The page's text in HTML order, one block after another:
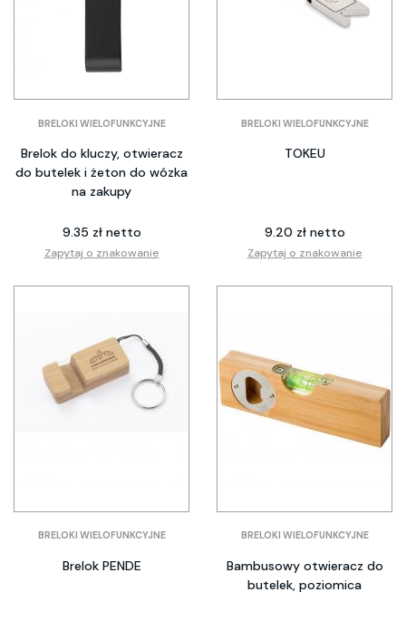
BRELOKI WIELOFUNKCYJNE
Brelok do kluczy, otwieracz
do butelek i żeton do wózka
na zakupy
9.35 zł netto
Zapytaj o znakowanie
BRELOKI WIELOFUNKCYJNE
TOKEU
9.20 zł netto
Zapytaj o znakowanie
BRELOKI WIELOFUNKCYJNE
Brelok PENDE
BRELOKI WIELOFUNKCYJNE
Bambusowy otwieracz do
butelek, poziomica